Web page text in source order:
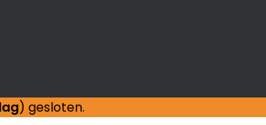
) gesloten.